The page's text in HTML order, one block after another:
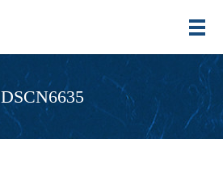
メ
DSCN6635